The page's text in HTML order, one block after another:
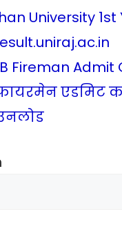
University 1st
Fireman Admit
एडमिट